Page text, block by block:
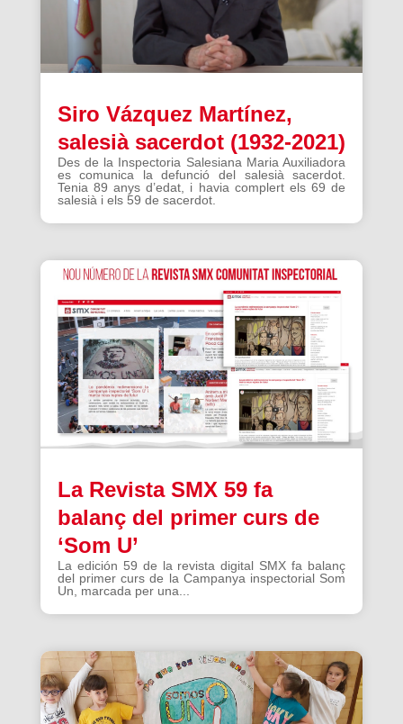
Siro Vázquez Martínez,
salesià sacerdot (1932-2021)
Des de la Inspectoria Salesiana Maria Auxiliadora
es comunica la defunció del salesià sacerdot.
Tenia 89 anys d’edat, i havia complert els 69 de
salesià i els 59 de sacerdot.
La Revista SMX 59 fa
balanç del primer curs de
‘Som U’
La edición 59 de la revista digital SMX fa balanç
del primer curs de la Campanya inspectorial Som
Un, marcada per una...